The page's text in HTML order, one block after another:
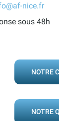
nice.fr
sous 48h
NOTRE
NOTRE